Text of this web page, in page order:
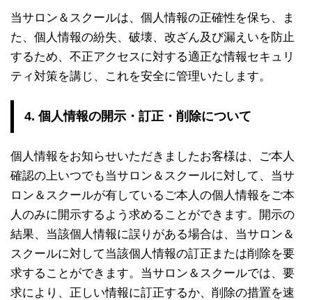
当サロン＆スクールは、個人情報の正確性を保ち、ま
た、個人情報の紛失、破壊、改ざん及び漏えいを防止
するため、不正アクセスに対する適正な情報セキュリ
ティ対策を講じ、これを安全に管理いたします。
4. 個人情報の開示・訂正・削除について
個人情報をお知らせいただきましたお客様は、ご本人
確認の上いつでも当サロン＆スクールに対して、当サ
ロン＆スクールが有しているご本人の個人情報をご本
人のみに開示するよう求めることができます。開示の
結果、当該個人情報に誤りがある場合は、当サロン＆
スクールに対して当該個人情報の訂正または削除を要
求することができます。当サロン＆スクールでは、要
求により、正しい情報に訂正するか、削除の措置を速